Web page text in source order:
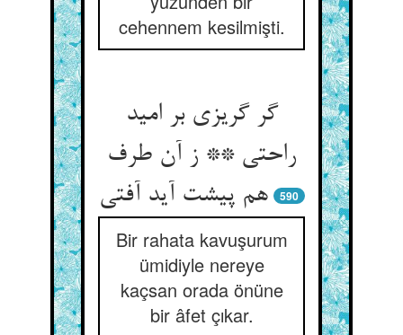
cehennem kesilmişti.
گر گریزی بر امید
راحتی ** ز آن طرف
هم پیشت آید آفتی‏
590
Bir rahata kavuşurum
ümidiyle nereye
kaçsan orada önüne
bir âfet çıkar.